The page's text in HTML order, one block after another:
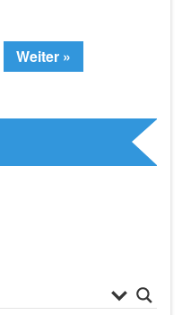
PageWeiter »